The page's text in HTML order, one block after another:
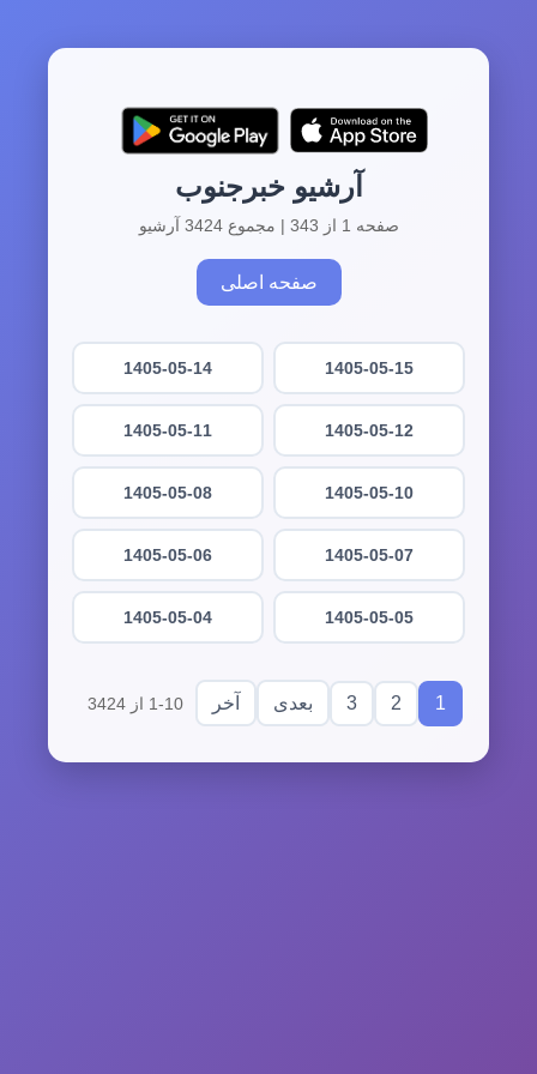
آرشیو خبرجنوب
صفحه 1 از 343 | مجموع 3424 آرشیو
صفحه اصلی
1405-05-15
1405-05-14
1405-05-12
1405-05-11
1405-05-10
1405-05-08
1405-05-07
1405-05-06
1405-05-05
1405-05-04
1
2
3 بعدی آخر 1-10 از 3424